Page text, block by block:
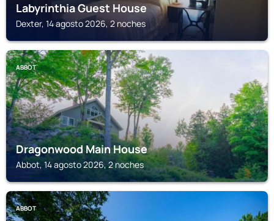
Labyrinthia Guest House
Dexter, 14 agosto 2026, 2 noches
ABBOT
Dragonwood Main House
Abbot, 14 agosto 2026, 2 noches
ABBOT